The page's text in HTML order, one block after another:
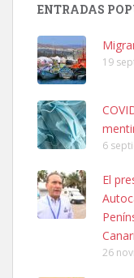
Leales.org » Gran
SHIBA PERDIDO
PERRO MACHO
06/07/2025 ZONA
Leales.org » Gran
ENTRADAS
19
6
El
26